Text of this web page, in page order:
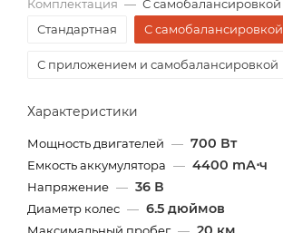
Комплектация — С самобалансировкой
Стандартная
С самобалансировкой
С приложением и самобалансировкой
Характеристики
Мощность двигателей — 700 Вт
Емкость аккумулятора — 4400 mА⋅ч
Напряжение — 36 В
Диаметр колес — 6.5 дюймов